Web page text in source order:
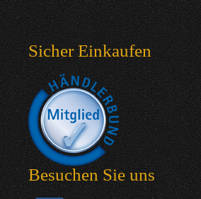
Sicher Einkaufen
Besuchen Sie uns